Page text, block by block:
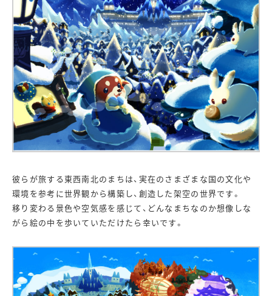
彼らが旅する東西南北のまちは、実在のさまざまな国の文化や
環境を参考に世界観から構築し、創造した架空の世界です。
移り変わる景色や空気感を感じて、どんなまちなのか想像しな
がら絵の中を歩いていただけたら幸いです。